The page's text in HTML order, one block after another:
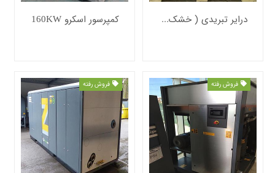
درایر تبریدی ( خشک کن ) کمپرسور اسکرو کمپرسور اسکرو 160KW
فروش رفته فروش رفته